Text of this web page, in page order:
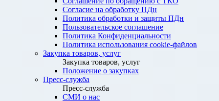
Согласие на обработку ПДн
Политика обработки и защиты ПДн
Пользовательское соглашение
Политика Конфиденциальности
Политика использования cookie-файлов
Закупка товаров, услуг
Закупка товаров, услуг
Положение о закупках
Пресс-служба
Пресс-служба
СМИ о нас